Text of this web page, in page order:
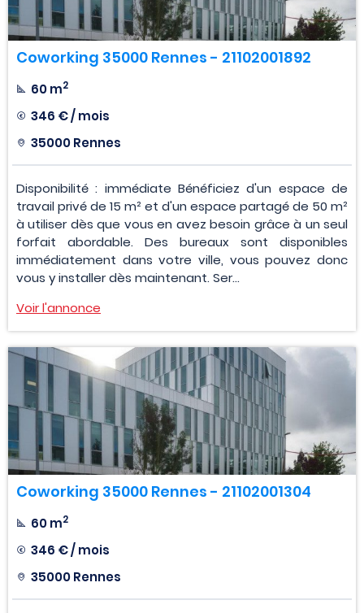
Coworking 35000 Rennes - 21102001892
60 m2
346 € / mois
35000 Rennes
Disponibilité : immédiate Bénéficiez d'un espace de
travail privé de 15 m² et d'un espace partagé de 50 m²
à utiliser dès que vous en avez besoin grâce à un seul
forfait abordable. Des bureaux sont disponibles
immédiatement dans votre ville, vous pouvez donc
vous y installer dès maintenant. Ser...
Voir l'annonce
Coworking 35000 Rennes - 21102001304
60 m2
346 € / mois
35000 Rennes